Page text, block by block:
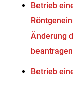
Betrieb
Änderung
beantragen
Betrieb